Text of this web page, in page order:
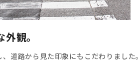
観。
道路から見た印象にもこだわりました。